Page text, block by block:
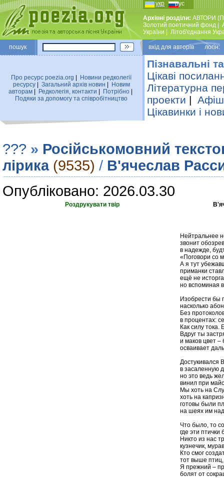
укр рус
Архівні розділи: АВТОРИ
Золотий поетичний фонд
України
Лiтоб'єднання
пошук вхiд для авторiв логін:
Про ресурс poezia.org
Новини редколегiї
ресурсу| Загальний архiв новин
Новим
авторам
Редколегiя, контакти Потрiбно
Подяки за допомогу та співробітництво
Пізнавальні
Цікаві
Літературна
проекти |
Цікавинки і
??? » Російськомовний
лірика (9535) / В'ячеслав
Опубліковано: 2026.03.30
Роздрукувати твір
Нейтральнее
звонит
в надежде,
«Поговори со
А я тут
приманки
ещё не
но вспоминая
Изобрести бы
насколько
Без
в процентах:
Как силу тока.
Вдруг ты
и маков цвет –
осваивает
Достукивался
в засаленную
но это ведь
винил при
Мы хоть на
хоть на
готовы были
на шеях им
Что было, то
где эти птички
Никто из нас
кузнечик,
Кто смог
тот выше
Я прежний –
болят от